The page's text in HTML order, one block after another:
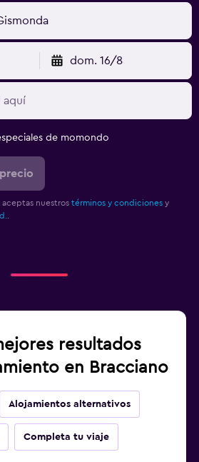
dom. 16/8
de momondo
nuestros términos y condiciones y
resultados
en Bracciano
Alojamientos alternativos
Completa tu viaje